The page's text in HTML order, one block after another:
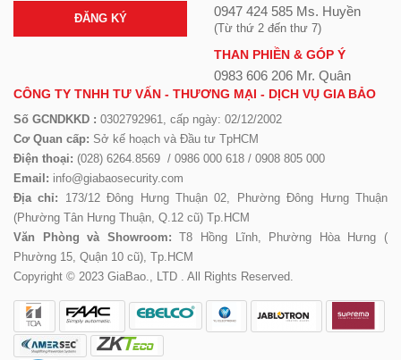
ĐĂNG KÝ 0947 424 585 Ms. Huyền
(Từ thứ 2 đến thư 7)
THAN PHIỀN & GÓP Ý
0983 606 206 Mr. Quân
CÔNG TY TNHH TƯ VẤN - THƯƠNG MẠI - DỊCH VỤ GIA BẢO
Số GCNDKKD : 0302792961, cấp ngày: 02/12/2002
Cơ Quan cấp: Sở kế hoạch và Đầu tư TpHCM
Điện thoại: (028) 6264.8569 / 0986 000 618 / 0908 805 000
Email: info@giabaosecurity.com
Địa chỉ: 173/12 Đông Hưng Thuận 02, Phường Đông Hưng Thuận
(Phường Tân Hưng Thuận, Q.12 cũ) Tp.HCM
Văn Phòng và Showroom: T8 Hồng Lĩnh, Phường Hòa Hưng (
Phường 15, Quận 10 cũ), Tp.HCM
Copyright © 2023 GiaBao., LTD . All Rights Reserved.